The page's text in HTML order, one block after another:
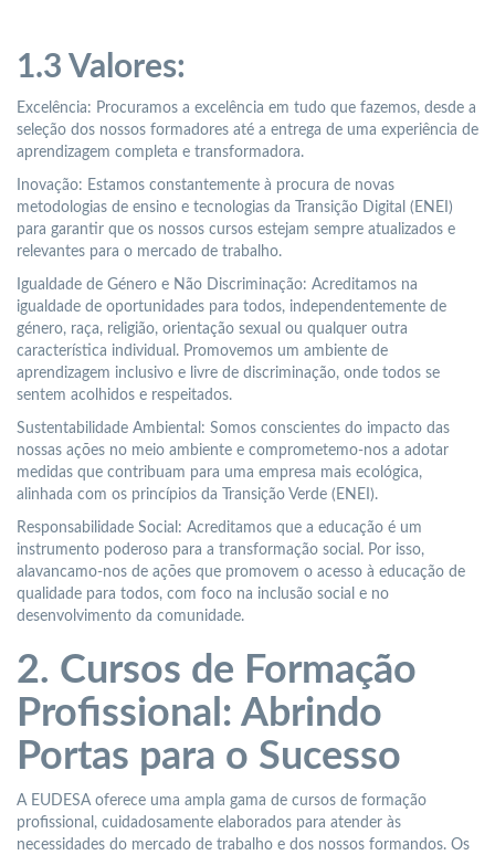
1.3 Valores:
Excelência: Procuramos a excelência em tudo que fazemos, desde a
seleção dos nossos formadores até a entrega de uma experiência de
aprendizagem completa e transformadora.
Inovação: Estamos constantemente à procura de novas
metodologias de ensino e tecnologias da Transição Digital (ENEI)
para garantir que os nossos cursos estejam sempre atualizados e
relevantes para o mercado de trabalho.
Igualdade de Género e Não Discriminação: Acreditamos na
igualdade de oportunidades para todos, independentemente de
género, raça, religião, orientação sexual ou qualquer outra
característica individual. Promovemos um ambiente de
aprendizagem inclusivo e livre de discriminação, onde todos se
sentem acolhidos e respeitados.
Sustentabilidade Ambiental: Somos conscientes do impacto das
nossas ações no meio ambiente e comprometemo-nos a adotar
medidas que contribuam para uma empresa mais ecológica,
alinhada com os princípios da Transição Verde (ENEI).
Responsabilidade Social: Acreditamos que a educação é um
instrumento poderoso para a transformação social. Por isso,
alavancamo-nos de ações que promovem o acesso à educação de
qualidade para todos, com foco na inclusão social e no
desenvolvimento da comunidade.
2. Cursos de Formação
Profissional: Abrindo
Portas para o Sucesso
A EUDESA oferece uma ampla gama de cursos de formação
profissional, cuidadosamente elaborados para atender às
necessidades do mercado de trabalho e dos nossos formandos. Os